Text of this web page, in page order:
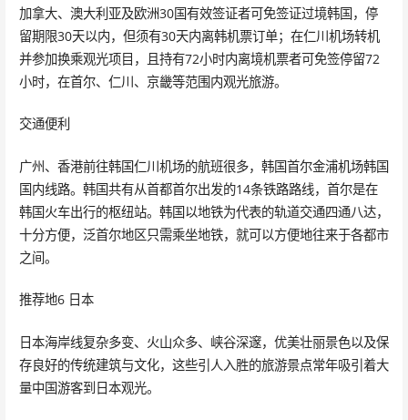
加拿大、澳大利亚及欧洲30国有效签证者可免签证过境韩国，停
留期限30天以内，但须有30天内离韩机票订单；在仁川机场转机
并参加换乘观光项目，且持有72小时内离境机票者可免签停留72
小时，在首尔、仁川、京畿等范围内观光旅游。
交通便利
广州、香港前往韩国仁川机场的航班很多，韩国首尔金浦机场韩国
国内线路。韩国共有从首都首尔出发的14条铁路路线，首尔是在
韩国火车出行的枢纽站。韩国以地铁为代表的轨道交通四通八达，
十分方便，泛首尔地区只需乘坐地铁，就可以方便地往来于各都市
之间。
推荐地6 日本
日本海岸线复杂多变、火山众多、峡谷深邃，优美壮丽景色以及保
存良好的传统建筑与文化，这些引人入胜的旅游景点常年吸引着大
量中国游客到日本观光。